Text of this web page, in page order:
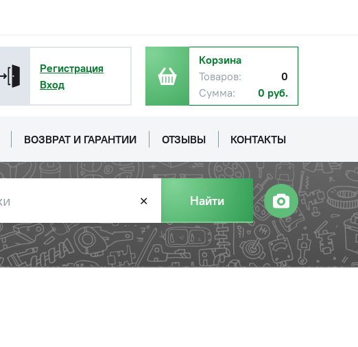
Регистрация
Вход
Корзина
Товаров:
0
Сумма:
0 руб.
ВОЗВРАТ И ГАРАНТИИ ОТЗЫВЫ КОНТАКТЫ
✕ Найти